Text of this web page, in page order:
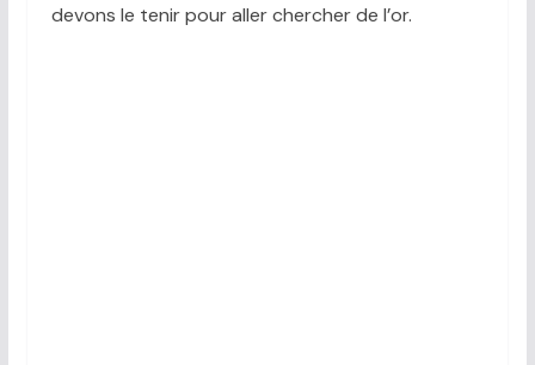
devons le tenir pour aller chercher de l’or.